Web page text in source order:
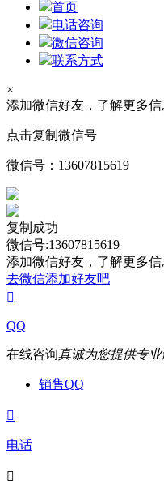
首页
电话咨询
微信咨询
联系方式
×
添加微信好友，了解更多信
点击复制微信号
微信号： 13607815619
复制成功
微信号:13607815619
添加微信好友，了解更多信
去微信添加好友吧

QQ
在线咨询真诚为您提供专
销售QQ

电话
